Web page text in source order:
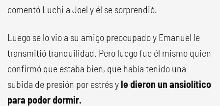
comentó Luchi a Joel y él se sorprendió.
Luego se lo vio a su amigo preocupado y Emanuel le
transmitió tranquilidad. Pero luego fue él mismo quien
confirmó que estaba bien, que había tenido una
subida de presión por estrés yle dieron un ansiolítico
para poder dormir.